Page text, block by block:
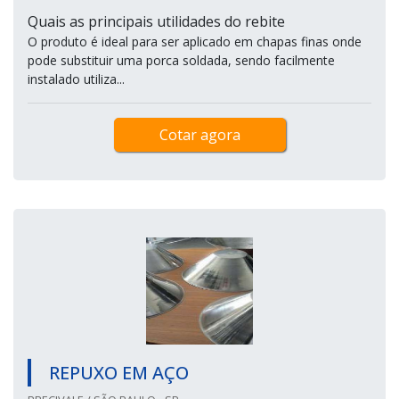
Quais as principais utilidades do rebite
O produto é ideal para ser aplicado em chapas finas onde
pode substituir uma porca soldada, sendo facilmente
instalado utiliza...
Cotar agora
REPUXO EM AÇO